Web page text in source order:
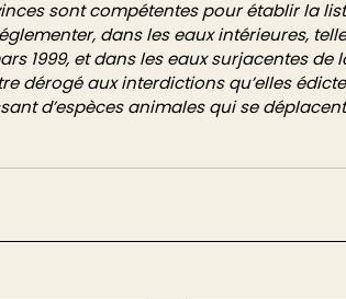
sont compétentes pour établir la
dans les eaux intérieures,
1999, et dans les eaux surjacentes de
dérogé aux interdictions qu’elles
d’espèces animales qui se